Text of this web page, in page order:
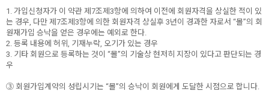
1. 가입신청자가 이 약관 제7조제3항에 의하여 이전에 회원자격을 상실한 적이 있
는 경우, 다만 제7조제3항에 의한 회원자격 상실후 3년이 경과한 자로서 “몰”의 회
원재가입 승낙을 얻은 경우에는 예외로 한다.
2. 등록 내용에 허위, 기재누락, 오기가 있는 경우
3. 기타 회원으로 등록하는 것이 “몰”의 기술상 현저히 지장이 있다고 판단되는 경
우
③ 회원가입계약의 성립시기는 “몰”의 승낙이 회원에게 도달한 시점으로 합니다.